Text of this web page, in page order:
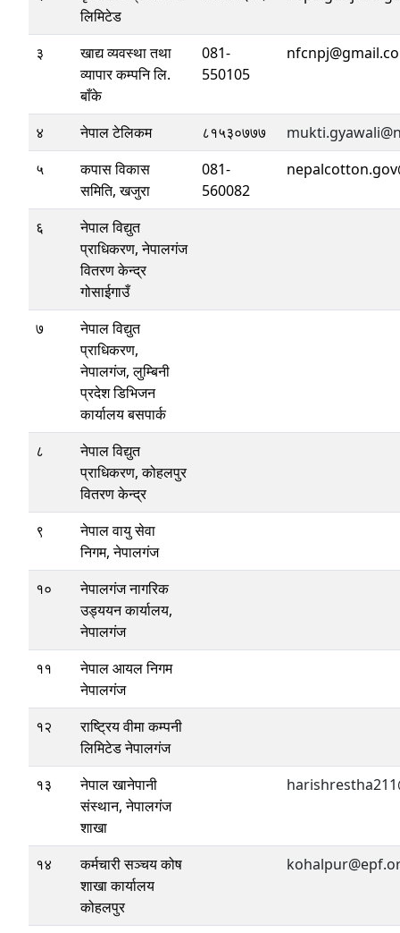
लिमिटेड
३
खाद्य व्यवस्था तथा
व्यापार कम्पनि लि.
बाँके
081-
550105
४ नेपाल टेलिकम ८१५३०७७७
५
कपास विकास
समिति, खजुरा
081-
560082
६
नेपाल विद्युत
प्राधिकरण, नेपालगंज
वितरण केन्द्र
गोसाईगाउँ
७
नेपाल विद्युत
प्राधिकरण,
नेपालगंज, लुम्बिनी
प्रदेश डिभिजन
कार्यालय बसपार्क
८
नेपाल विद्युत
प्राधिकरण, कोहलपुर
वितरण केन्द्र
९
नेपाल वायु सेवा
निगम, नेपालगंज
१०
नेपालगंज नागरिक
उड्ययन कार्यालय,
नेपालगंज
११
नेपाल आयल निगम
नेपालगंज
१२
राष्ट्रिय वीमा कम्पनी
लिमिटेड नेपालगंज
१३
नेपाल खानेपानी
संस्थान, नेपालगंज
शाखा
१४
कर्मचारी सञ्चय कोष
शाखा कार्यालय
कोहलपुर